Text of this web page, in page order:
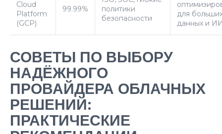
Cloud
Platform
(GCP)
99.99%
политики
безопасности
для
данных и
СОВЕТЫ ПО ВЫБОРУ
НАДЁЖНОГО
ПРОВАЙДЕРА ОБЛАЧНЫХ
РЕШЕНИЙ:
ПРАКТИЧЕСКИЕ